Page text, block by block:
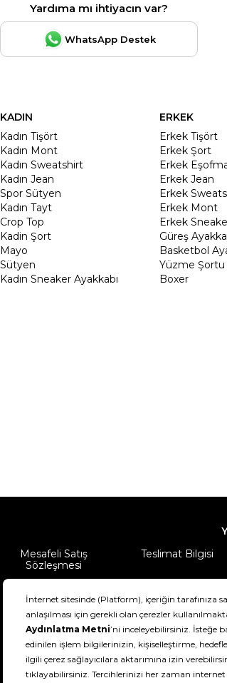
Yardıma mı ihtiyacın var?
WhatsApp Destek
KADIN
Kadın Tişört
Kadın Mont
Kadın Sweatshirt
Kadın Jean
Spor Sütyen
Kadın Tayt
Crop Top
Kadin Şort
Mayo
Sütyen
Kadın Sneaker Ayakkabı
ERKEK
Erkek Tişört
Erkek Şort
Erkek
Erkek Jean
Erkek
Erkek Mont
Erkek
Güreş
Basketbol
Yüzme Şortu
Boxer
Mesafeli Satış
Sözleşmesi
Teslimat Bilgisi
DeFactoFIT ©️ 2022-